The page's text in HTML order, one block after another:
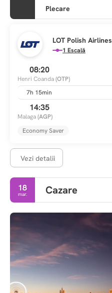
Plecare
LOT Polish Airlines
1 Escală
08:20
Henri Coanda(OTP)
7h 15min
14:35
Malaga(AGP)
Economy Saver
Vezi detalii
18
mar. Cazare